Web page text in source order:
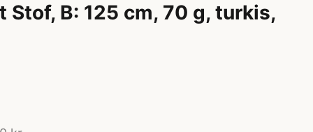
Stof, B: 125 cm, 70 g, turkis,